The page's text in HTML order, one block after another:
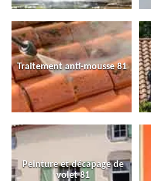
Traitement anti-mousse 81
Peinture et décapage de
volet 81